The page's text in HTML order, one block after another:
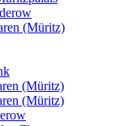
(Müritz)
(Müritz)
(Müritz)